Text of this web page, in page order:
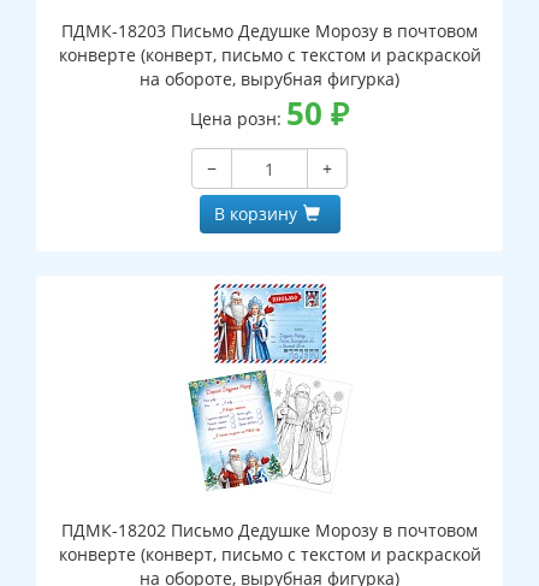
ПДМК-18203 Письмо Дедушке Морозу в почтовом
конверте (конверт, письмо с текстом и раскраской
на обороте, вырубная фигурка)
Цена розн: 50 ₽
−
+
В корзину
ПДМК-18202 Письмо Дедушке Морозу в почтовом
конверте (конверт, письмо с текстом и раскраской
на обороте, вырубная фигурка)